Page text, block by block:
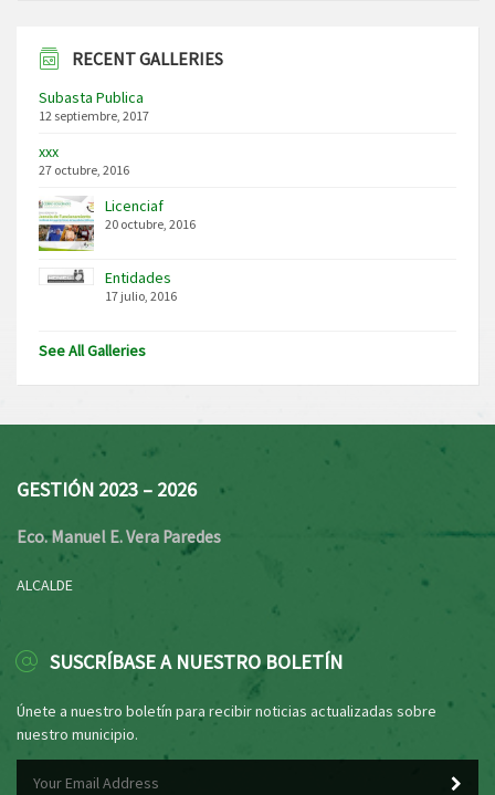
RECENT GALLERIES
Subasta Publica
12 septiembre, 2017
xxx
27 octubre, 2016
Licenciaf
20 octubre, 2016
Entidades
17 julio, 2016
See All Galleries
GESTIÓN 2023 – 2026
Eco. Manuel E. Vera Paredes
ALCALDE
SUSCRÍBASE A NUESTRO BOLETÍN
Únete a nuestro boletín para recibir noticias actualizadas sobre
nuestro municipio.